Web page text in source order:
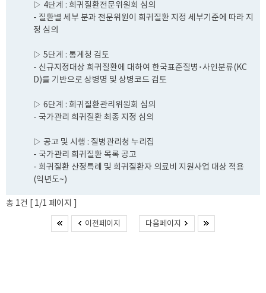
▷ 4단계 : 희귀질환전문위원회 심의
- 질환별 세부 분과 전문위원이 희귀질환 지정 세부기준에 따라 지
정 심의
▷ 5단계 : 통계청 검토
- 신규지정대상 희귀질환에 대하여 한국표준질병･사인분류(KC
D)를 기반으로 상병명 및 상병코드 검토
▷ 6단계 : 희귀질환관리위원회 심의
- 국가관리 희귀질환 최종 지정 심의
▷ 공고 및 시행 : 질병관리청 누리집
- 국가관리 희귀질환 목록 공고
- 희귀질환 산정특례 및 희귀질환자 의료비 지원사업 대상 적용
(익년도~)
총 1건 [ 1/1 페이지 ]
이전페이지 다음페이지